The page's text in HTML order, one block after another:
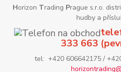
Horizon Trading Prague s.r.o.
hudby a
333 663
tel: +420 606642175 /